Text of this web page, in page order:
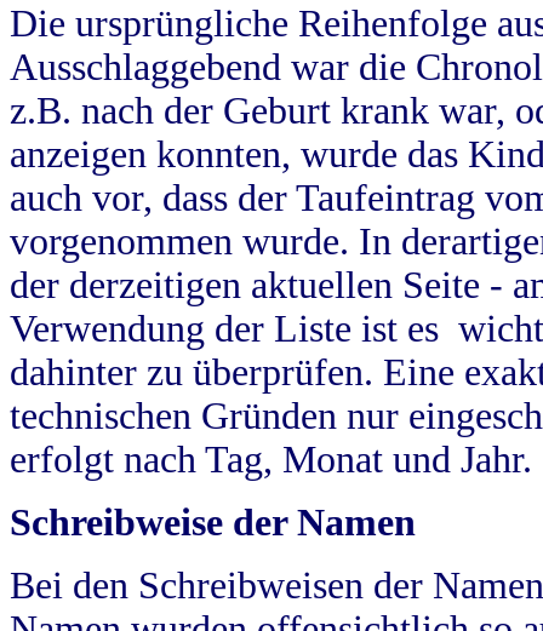
Die ursprüngliche Reihenfolge
Ausschlaggebend war die
z.B. nach der Geburt krank war,
anzeigen konnten, wurde das
auch vor, dass der Taufeintrag
vorgenommen wurde. In
der derzeitigen aktuellen Seite -
Verwendung der Liste ist es
dahinter zu überprüfen. Eine
technischen Gründen nur
erfolgt nach Tag, Monat und Jahr.
Schreibweise der Namen
Bei den Schreibweisen der